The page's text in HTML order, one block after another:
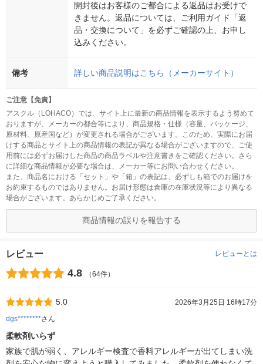
開封後はお客様のご都合による返品はお受けで
きません。返品については、ご利用ガイド「返
品・交換について」を必ずご確認の上、お申し
込みください。
備考 詳しい商品説明はこちら（メーカーサイト）
ご注意【免責】
アスクル（LOHACO）では、サイト上に最新の商品情報を表示するよう努めて
おりますが、メーカーの都合等により、商品規格・仕様（容量、パッケージ、
原材料、原産国など）が変更される場合がございます。このため、実際にお届
けする商品とサイト上の商品情報の表記が異なる場合がございますので、ご使
用前には必ずお届けした商品の商品ラベルや注意書きをご確認ください。さら
に詳細な商品情報が必要な場合は、メーカー等にお問い合わせください。
また、商品名における「セット」や「箱」の表記は、必ずしも箱でのお届けを
お約束するものではありません。お届け形態は倉庫の在庫状況等により異なる
場合がございます。あらかじめご了承ください。
商品情報の誤りを報告する
レビュー レビューとは
4.8 （64件）
5.0
2026年3月25日 16時17分
dgs********さん
柔軟剤いらず
家族で肌が弱く、アレルギー検査で香料アレルギーが出てしまい洗